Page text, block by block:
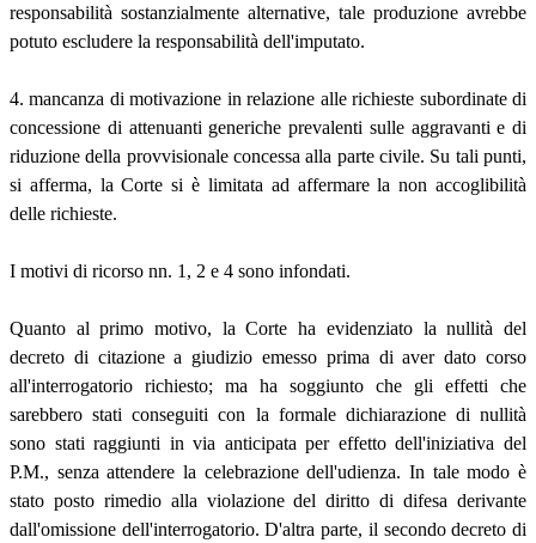
responsabilità sostanzialmente alternative, tale produzione avrebbe
potuto escludere la responsabilità dell'imputato.
4. mancanza di motivazione in relazione alle richieste subordinate di
concessione di attenuanti generiche prevalenti sulle aggravanti e di
riduzione della provvisionale concessa alla parte civile. Su tali punti,
si afferma, la Corte si è limitata ad affermare la non accoglibilità
delle richieste.
I motivi di ricorso nn. 1, 2 e 4 sono infondati.
Quanto al primo motivo, la Corte ha evidenziato la nullità del
decreto di citazione a giudizio emesso prima di aver dato corso
all'interrogatorio richiesto; ma ha soggiunto che gli effetti che
sarebbero stati conseguiti con la formale dichiarazione di nullità
sono stati raggiunti in via anticipata per effetto dell'iniziativa del
P.M., senza attendere la celebrazione dell'udienza. In tale modo è
stato posto rimedio alla violazione del diritto di difesa derivante
dall'omissione dell'interrogatorio. D'altra parte, il secondo decreto di